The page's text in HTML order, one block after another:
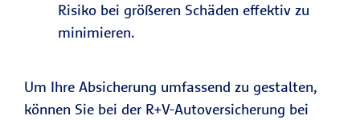
Risiko bei größeren Schäden effektiv zu
minimieren.
Um Ihre Absicherung umfassend zu gestalten,
können Sie bei der R+V-Autoversicherung bei